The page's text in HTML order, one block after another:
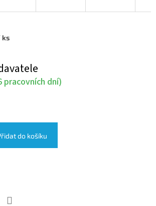
ks
pracovních dní)
do košíku